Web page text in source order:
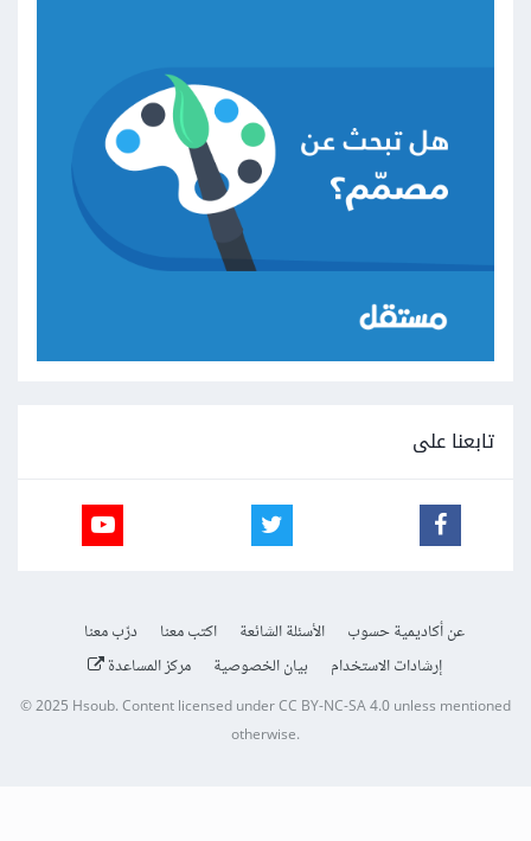
تابعنا على
عن أكاديمية حسوب الأسئلة الشائعة اكتب معنا
درّب معنا
إرشادات الاستخدام
بيان الخصوصية مركز المساعدة
© 2025 Hsoub.Content licensed underCC BY-NC-SA 4.0unless mentioned
otherwise.